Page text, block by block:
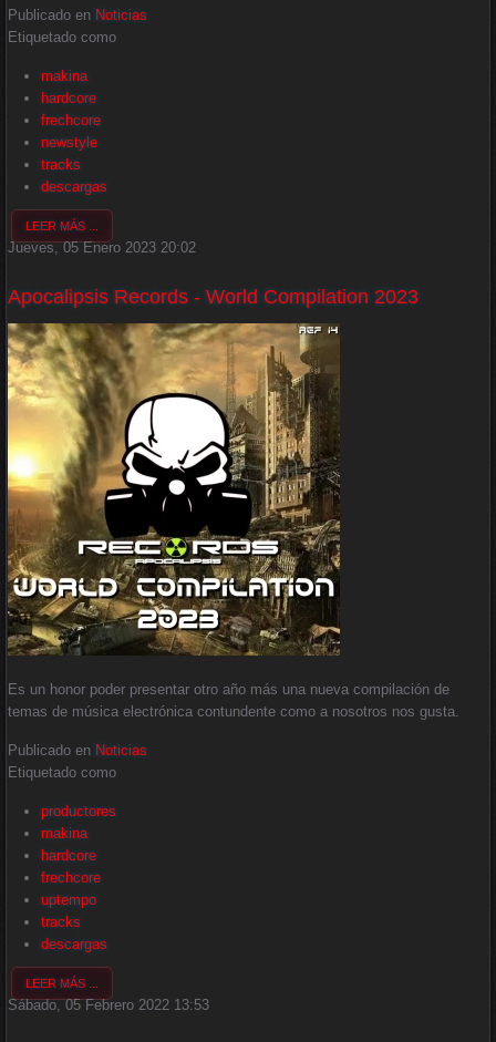
Publicado en Noticias
Etiquetado como
makina
hardcore
frechcore
newstyle
tracks
descargas
LEER MÁS ...
Jueves, 05 Enero 2023 20:02
Apocalipsis Records - World Compilation 2023
Es un honor poder presentar otro año más una nueva compilación de
temas de música electrónica contundente como a nosotros nos gusta.
Publicado en Noticias
Etiquetado como
productores
makina
hardcore
frechcore
uptempo
tracks
descargas
LEER MÁS ...
Sábado, 05 Febrero 2022 13:53